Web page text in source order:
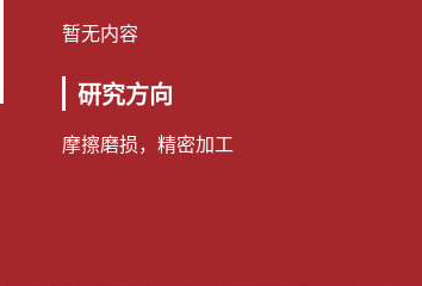
暂无内容
研究方向
摩擦磨损，精密加工